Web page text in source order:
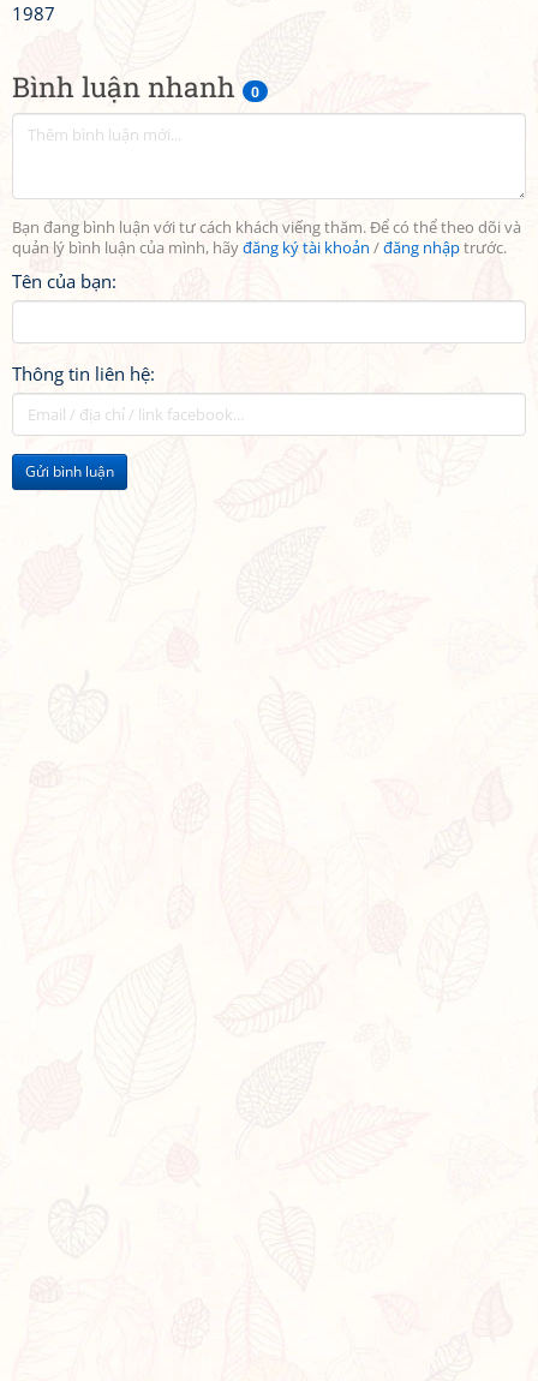
Bình luận nhanh 0
Bạn đang bình luận với tư cách khách viếng thăm. Để có thể theo dõi và
quản lý bình luận của mình, hãyđăng ký tài khoản /đăng nhậptrước.
Tên của bạn:
Thông tin liên hệ:
Gửi bình luận
1987